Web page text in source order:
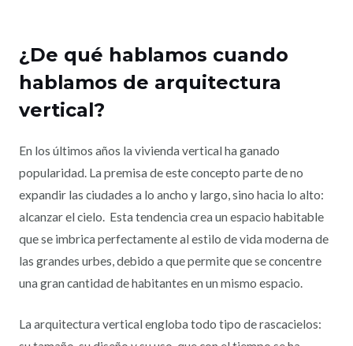
¿De qué hablamos cuando
hablamos de arquitectura
vertical?
En los últimos años la vivienda vertical ha ganado
popularidad. La premisa de este concepto parte de no
expandir las ciudades a lo ancho y largo, sino hacia lo alto:
alcanzar el cielo. Esta tendencia crea un espacio habitable
que se imbrica perfectamente al estilo de vida moderna de
las grandes urbes, debido a que permite que se concentre
una gran cantidad de habitantes en un mismo espacio.
La arquitectura vertical engloba todo tipo de rascacielos: